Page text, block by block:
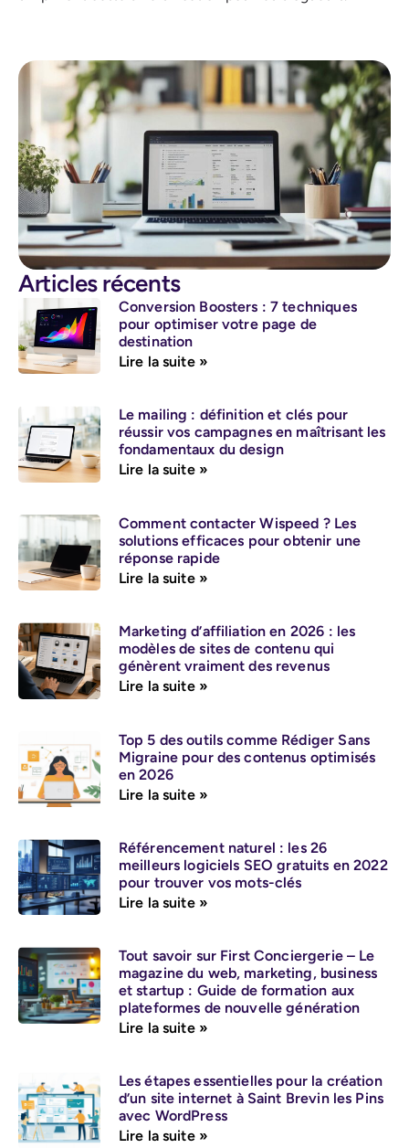
Articles récents
Conversion Boosters : 7 techniques
pour optimiser votre page de
destination
Lire la suite »
Le mailing : définition et clés pour
réussir vos campagnes en maîtrisant les
fondamentaux du design
Lire la suite »
Comment contacter Wispeed ? Les
solutions efficaces pour obtenir une
réponse rapide
Lire la suite »
Marketing d’affiliation en 2026 : les
modèles de sites de contenu qui
génèrent vraiment des revenus
Lire la suite »
Top 5 des outils comme Rédiger Sans
Migraine pour des contenus optimisés
en 2026
Lire la suite »
Référencement naturel : les 26
meilleurs logiciels SEO gratuits en 2022
pour trouver vos mots-clés
Lire la suite »
Tout savoir sur First Conciergerie – Le
magazine du web, marketing, business
et startup : Guide de formation aux
plateformes de nouvelle génération
Lire la suite »
Les étapes essentielles pour la création
d’un site internet à Saint Brevin les Pins
avec WordPress
Lire la suite »